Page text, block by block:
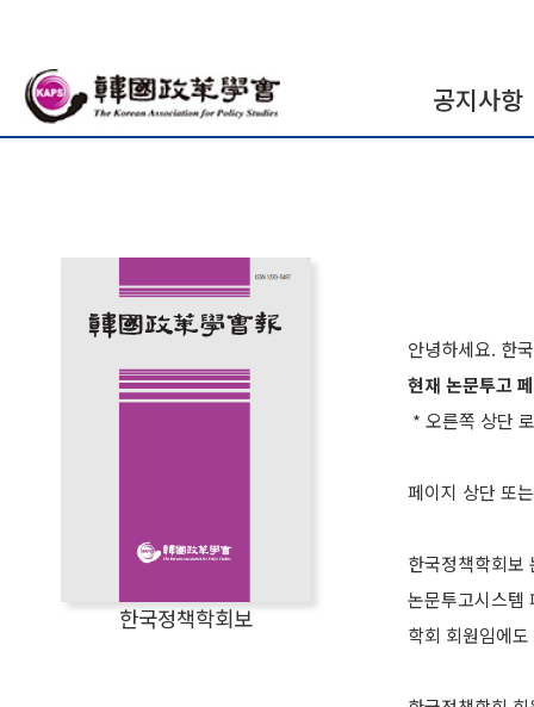
공지사항
한국정책학회보
안녕하세요. 한
현재 논문투고
* 오른쪽 상단​
페이지 상단 또
한국정책학회보
논문투고시스템
학회 회원임에